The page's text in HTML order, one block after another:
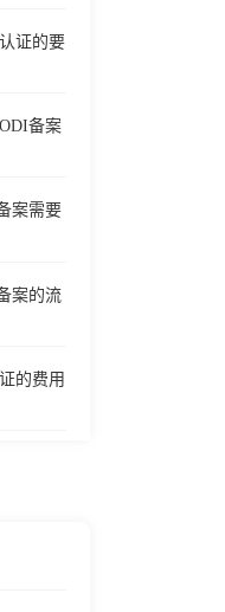
证的要
备案
案需要
案的流
的费用